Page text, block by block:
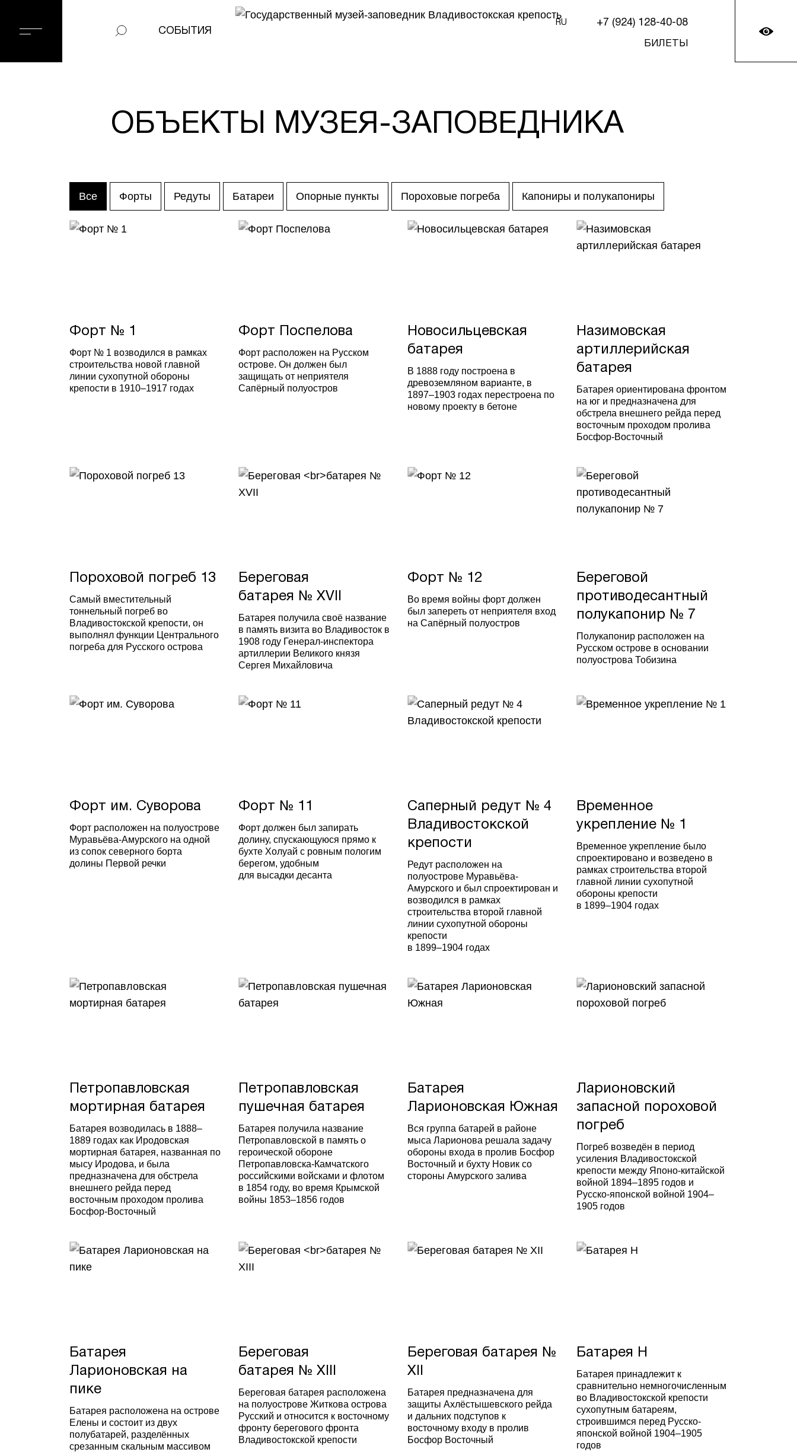
СОБЫТИЯ
RU +7 (924) 128-40-08
БИЛЕТЫ
ОБЪЕКТЫ МУЗЕЯ-ЗАПОВЕДНИКА
Все Форты Редуты Батареи Опорные пункты Пороховые погреба Капониры и полукапониры
Форт № 1
Форт № 1 возводился в рамках
строительства новой главной
линии сухопутной обороны
крепости в 1910–1917 годах
Форт Поспелова
Форт расположен на Русском
острове. Он должен был
защищать от неприятеля
Сапёрный полуостров
Новосильцевская
батарея
В 1888 году построена в
древоземляном варианте, в
1897–1903 годах перестроена по
новому проекту в бетоне
Назимовская
артиллерийская
батарея
Батарея ориентирована фронтом
на юг и предназначена для
обстрела внешнего рейда перед
восточным проходом пролива
Босфор-Восточный
Пороховой погреб 13
Самый вместительный
тоннельный погреб во
Владивостокской крепости, он
выполнял функции Центрального
погреба для Русского острова
Береговая
батарея № XVII
Батарея получила своё название
в память визита во Владивосток в
1908 году Генерал-инспектора
артиллерии Великого князя
Сергея Михайловича
Форт № 12
Во время войны форт должен
был запереть от неприятеля вход
на Сапёрный полуостров
Береговой
противодесантный
полукапонир № 7
Полукапонир расположен на
Русском острове в основании
полуострова Тобизина
Форт им. Суворова
Форт расположен на полуострове
Муравьёва-Амурского на одной
из сопок северного борта
долины Первой речки
Форт № 11
Форт должен был запирать
долину, спускающуюся прямо к
бухте Холуай с ровным пологим
берегом, удобным
для высадки десанта
Саперный редут № 4
Владивостокской
крепости
Редут расположен на
полуострове Муравьёва-
Амурского и был спроектирован и
возводился в рамках
строительства второй главной
линии сухопутной обороны
крепости
в 1899–1904 годах
Временное
укрепление № 1
Временное укрепление было
спроектировано и возведено в
рамках строительства второй
главной линии сухопутной
обороны крепости
в 1899–1904 годах
Петропавловская
мортирная батарея
Батарея возводилась в 1888–
1889 годах как Иродовская
мортирная батарея, названная по
мысу Иродова, и была
предназначена для обстрела
внешнего рейда перед
восточным проходом пролива
Босфор-Восточный
Петропавловская
пушечная батарея
Батарея получила название
Петропавловской в память о
героической обороне
Петропавловска-Камчатского
российскими войсками и флотом
в 1854 году, во время Крымской
войны 1853–1856 годов
Батарея
Ларионовская Южная
Вся группа батарей в районе
мыса Ларионова решала задачу
обороны входа в пролив Босфор
Восточный и бухту Новик со
стороны Амурского залива
Ларионовский
запасной пороховой
погреб
Погреб возведён в период
усиления Владивостокской
крепости между Японо-китайской
войной 1894–1895 годов и
Русско-японской войной 1904–
1905 годов
Батарея
Ларионовская на
пике
Батарея расположена на острове
Елены и состоит из двух
полубатарей, разделённых
срезанным скальным массивом
Береговая
батарея № XIII
Береговая батарея расположена
на полуострове Житкова острова
Русский и относится к восточному
фронту берегового фронта
Владивостокской крепости
Береговая батарея №
XII
Батарея предназначена для
защиты Ахлёстышевского рейда
и дальних подступов к
восточному входу в пролив
Босфор Восточный
Батарея Н
Батарея принадлежит к
сравнительно немногочисленным
во Владивостокской крепости
сухопутным батареям,
строившимся перед Русско-
японской войной 1904–1905
годов